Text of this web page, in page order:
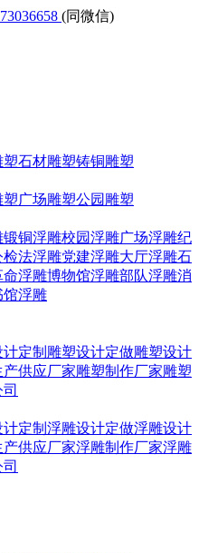
(同微信)
塑石材雕塑铸铜雕塑
塑广场雕塑公园雕塑
锻铜浮雕校园浮雕广场浮雕纪
检法浮雕党建浮雕大厅浮雕石
命浮雕博物馆浮雕部队浮雕消
馆浮雕
定制 雕塑设计定做雕塑设计
产供应厂家雕塑制作厂家雕塑
定制 浮雕设计定做浮雕设计
产供应厂家浮雕制作厂家浮雕